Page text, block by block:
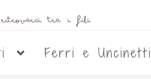
Ferri e Uncinetti